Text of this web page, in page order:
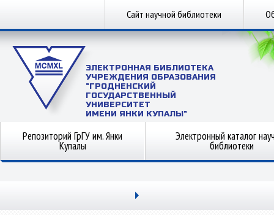
Сайт научной библиотеки
ЭЛЕКТРОННАЯ БИБЛИОТЕКА
УЧРЕЖДЕНИЯ ОБРАЗОВАНИЯ
"ГРОДНЕНСКИЙ
ГОСУДАРСТВЕННЫЙ
УНИВЕРСИТЕТ
ИМЕНИ ЯНКИ КУПАЛЫ"
Репозиторий ГрГУ им. Янки
Купалы
Электронный каталог
библиотеки